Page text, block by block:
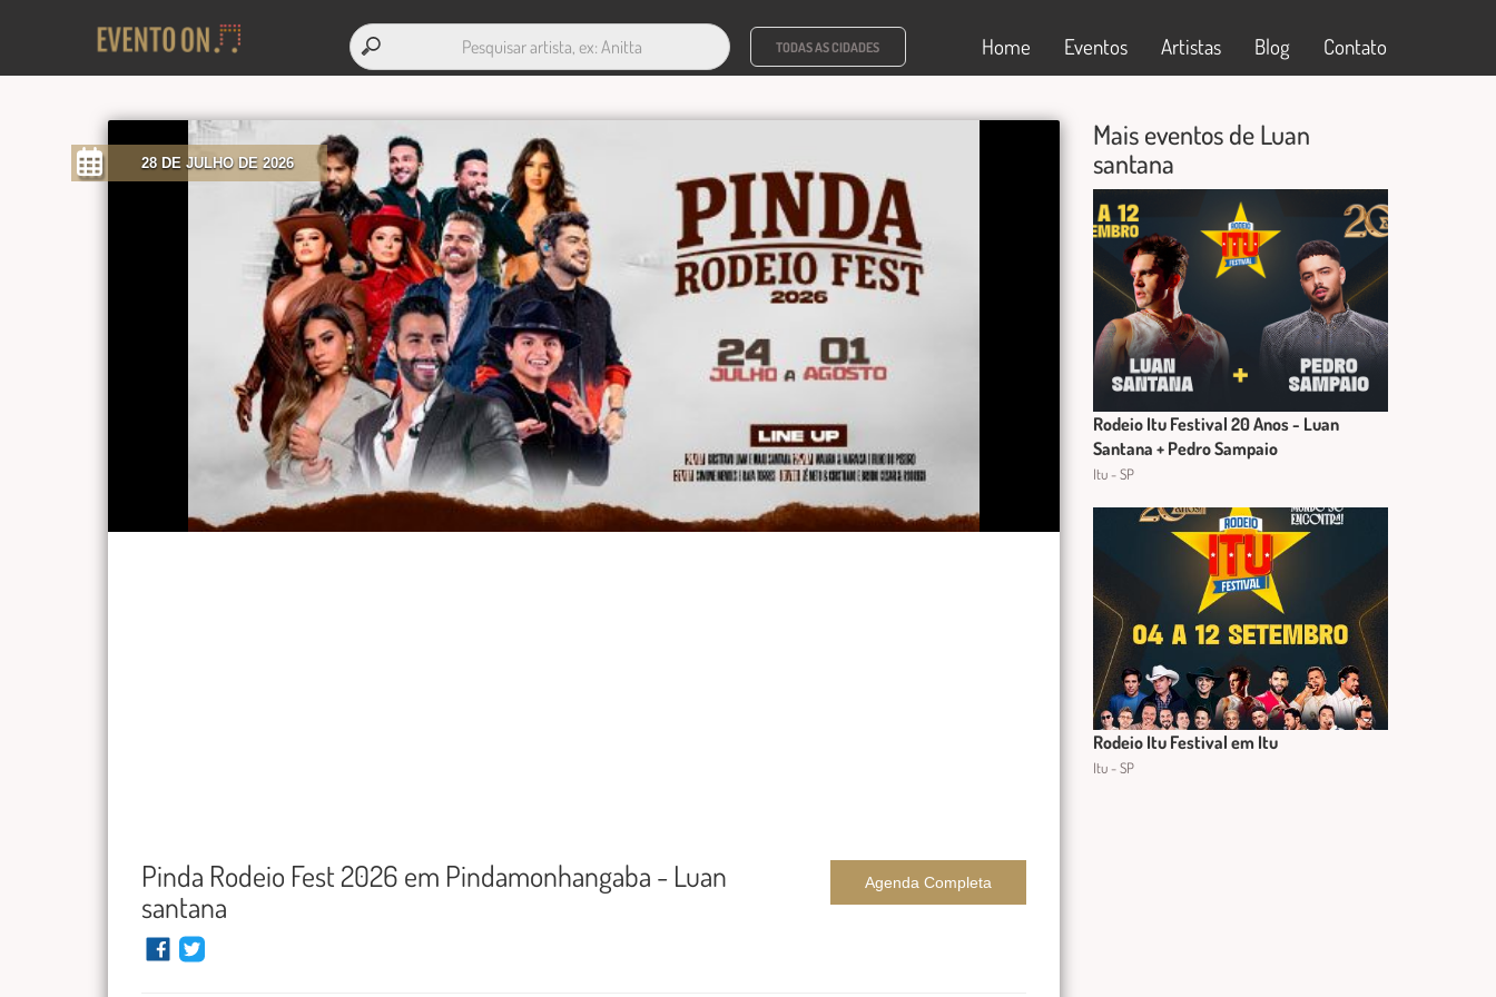
TODAS AS CIDADES Home Eventos Artistas Blog Contato
28 DE JULHO DE 2026
Pinda Rodeio Fest 2026 em Pindamonhangaba - Luan
santana
Agenda Completa
Mais eventos de Luan
santana
Rodeio Itu Festival 20 Anos - Luan
Santana + Pedro Sampaio
Itu - SP
Rodeio Itu Festival em Itu
Itu - SP